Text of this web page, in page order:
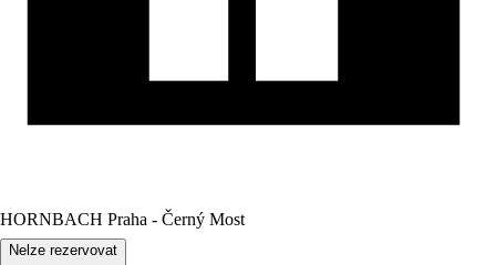
HORNBACH Praha - Černý Most
Nelze rezervovat